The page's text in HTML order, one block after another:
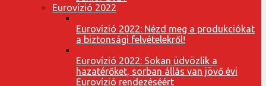
Eurovízió 2022
Eurovízió 2022: Nézd meg a produkciókat
a biztonsági felvételekről!
Eurovízió 2022: Sokan üdvözlik a
hazatérőket, sorban állás van jövő évi
Eurovízió rendezéséért